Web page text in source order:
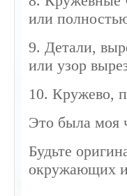
или
9. Детали,
или узор
10. Кружево,
Это была моя
Будьте
окружающих